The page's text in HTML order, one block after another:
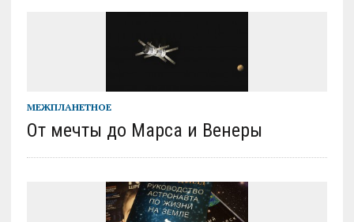
МЕЖПЛАНЕТНОЕ
От мечты до Марса и Венеры